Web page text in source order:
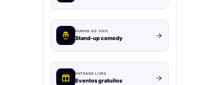
HUMOR AO VIVO
Stand-up comedy
ENTRADA LIVRE
Eventos gratuitos